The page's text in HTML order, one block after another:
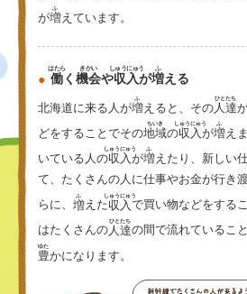
が増
ふ
えています。
働
はたら
く 機会
きかい
や収入
しゅうにゅう
が増
ふ
える
北海道に来る人が増
ふ
えると、その人達
ひとたち
どをすることでその地域
ちいき
の収入
しゅうにゅう
が増
ふ
え
いている人の収入
しゅうにゅう
が増
ふ
えたり、新しい
て、たくさんの人に仕事やお金が行き
らに、 増
ふ
えた収入
しゅうにゅう
で買い物などをする
はたくさんの人達
ひとたち
の間で流れていること
豊
ゆた
かになります。